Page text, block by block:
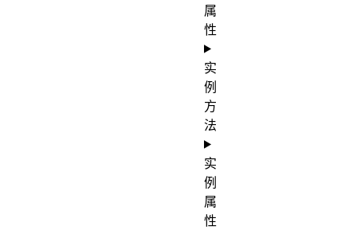
属
性
实
例
方
法
实
例
属
性